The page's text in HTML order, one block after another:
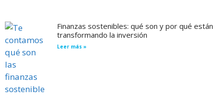
Finanzas sostenibles: qué son y por qué están
transformando la inversión
Leer más »